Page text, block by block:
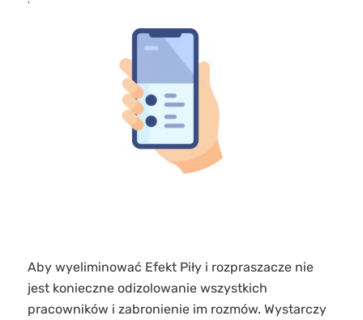
Aby wyeliminować Efekt Piły i rozpraszacze nie
jest konieczne odizolowanie wszystkich
pracowników i zabronienie im rozmów. Wystarczy